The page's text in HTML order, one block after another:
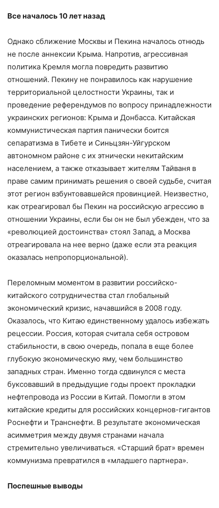
Все началось 10 лет назад
Однако сближение Москвы и Пекина началось отнюдь
не после аннексии Крыма. Напротив, агрессивная
политика Кремля могла повредить развитию
отношений. Пекину не понравилось как нарушение
территориальной целостности Украины, так и
проведение референдумов по вопросу принадлежности
украинских регионов: Крыма и Донбасса. Китайская
коммунистическая партия панически боится
сепаратизма в Тибете и Синьцзян-Уйгурском
автономном районе с их этнически некитайским
населением, а также отказывает жителям Тайваня в
праве самим принимать решения о своей судьбе, считая
этот регион взбунтовавшейся провинцией. Неизвестно,
как отреагировал бы Пекин на российскую агрессию в
отношении Украины, если бы он не был убежден, что за
«революцией достоинства» стоял Запад, а Москва
отреагировала на нее верно (даже если эта реакция
оказалась непропорциональной).
Переломным моментом в развитии российско-
китайского сотрудничества стал глобальный
экономический кризис, начавшийся в 2008 году.
Оказалось, что Китаю единственному удалось избежать
рецессии. Россия, которая считала себя островом
стабильности, в свою очередь, попала в еще более
глубокую экономическую яму, чем большинство
западных стран. Именно тогда сдвинулся с места
буксовавший в предыдущие годы проект прокладки
нефтепровода из России в Китай. Помогли в этом
китайские кредиты для российских концернов-гигантов
Роснефти и Транснефти. В результате экономическая
асимметрия между двумя странами начала
стремительно увеличиваться. «Старший брат» времен
коммунизма превратился в «младшего партнера».
Поспешные выводы